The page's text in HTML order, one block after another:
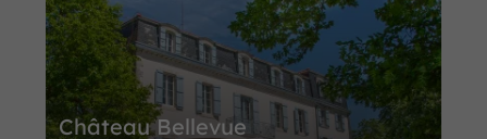
Château Bellevue